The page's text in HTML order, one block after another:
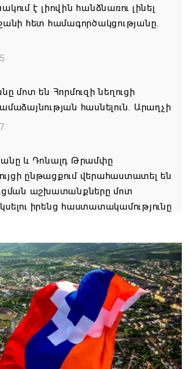
է լիովին հանձնառու լինել
հետ համագործակցությանը.
մոտ են Հորմուզի նեղուցի
հասնելուն. Արաղչի
և Դոնալդ Թրամփը
ընթացքում վերահաստատել են
աշխատանքները մոտ
իրենց հաստատակամությունը
հեռախոսազրույց են ունեցել․
երթուղու նախագծի
այսօր կդառնար 77